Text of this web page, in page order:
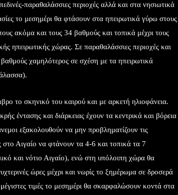
παραθαλάσσιες περιοχές αλλά και στα νησιωτικά
το μεσημέρι θα φτάσουν στα ηπειρωτικά γύρω στους
ακόμα και τους 34 βαθμούς και τοπικά μέχρι τους
ηπειρωτικής χώρας. Σε παραθαλάσσιες περιοχές και
χαμηλότερος σε σχέση με τα ηπειρωτικά
το σκηνικό του καιρού και με αρκετή ηλιοφάνεια.
έντασης και διάρκειας έχουν τα κεντρικά και βόρεια
εξακολουθούν να μην προβληματίζουν τις
στο Αιγαίο να φτάνουν τα 4-6 και τοπικά τα 7
και νότιο Αιγαίο), ενώ στη υπόλοιπη χώρα θα
ώρες μέχρι και νωρίς το ξημέρωμα σε δροσερά
τιμές το μεσημέρι θα σκαρφαλώσουν κοντά στα